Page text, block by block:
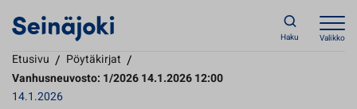
Haku Valikko
Etusivu / Pöytäkirjat /
Vanhusneuvosto: 1/2026 14.1.2026 12:00
14.1.2026